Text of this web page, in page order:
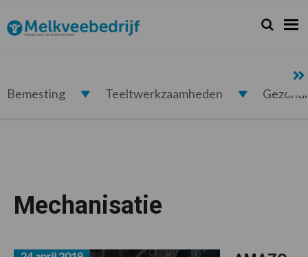
de
hoofdnavigatie
de
hoofd
de
voettekst
Melkveebedrijf.nl Zoeken...
Zoek
Bemesting Teeltwerkzaamheden
Mechanisatie